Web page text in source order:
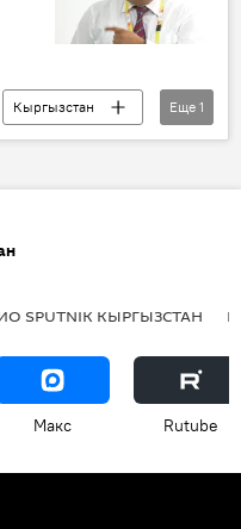
Кыргызстан
Еще 1
SPUTNIK КЫРГЫЗСТАН
Макс Rutube